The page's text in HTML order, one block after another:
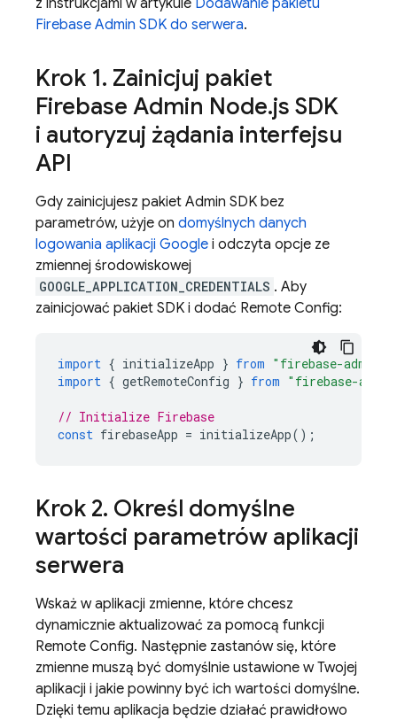
z instrukcjami w artykule Dodawanie pakietu
Firebase Admin SDK do serwera.
Krok 1. Zainicjuj pakiet
Firebase Admin Node.js SDK
i autoryzuj żądania interfejsu
API
Gdy zainicjujesz pakiet Admin SDK bez
parametrów, użyje on domyślnych danych
logowania aplikacji Google i odczyta opcje ze
zmiennej środowiskowej
GOOGLE_APPLICATION_CREDENTIALS . Aby
zainicjować pakiet SDK i dodać Remote Config:
import { initializeApp } from "firebase-admin/
import { getRemoteConfig } from "firebase-
// Initialize Firebase
const firebaseApp = initializeApp();
Krok 2. Określ domyślne
wartości parametrów aplikacji
serwera
Wskaż w aplikacji zmienne, które chcesz
dynamicznie aktualizować za pomocą funkcji
Remote Config. Następnie zastanów się, które
zmienne muszą być domyślnie ustawione w Twojej
aplikacji i jakie powinny być ich wartości domyślne.
Dzięki temu aplikacja będzie działać prawidłowo